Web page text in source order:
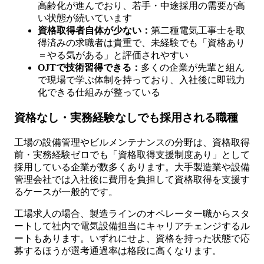
高齢化が進んでおり、若手・中途採用の需要が高
い状態が続いています
資格取得者自体が少ない： 第二種電気工事士を取
得済みの求職者は貴重で、未経験でも「資格あり
＝やる気がある」と評価されやすい
OJTで技術習得できる： 多くの企業が先輩と組ん
で現場で学ぶ体制を持っており、入社後に即戦力
化できる仕組みが整っている
資格なし・実務経験なしでも採用される職種
工場の設備管理やビルメンテナンスの分野は、資格取得
前・実務経験ゼロでも「資格取得支援制度あり」として
採用している企業が数多くあります。大手製造業や設備
管理会社では入社後に費用を負担して資格取得を支援す
るケースが一般的です。
工場求人の場合、製造ラインのオペレーター職からスタ
ートして社内で電気設備担当にキャリアチェンジするル
ートもあります。いずれにせよ、資格を持った状態で応
募するほうが選考通過率は格段に高くなります。